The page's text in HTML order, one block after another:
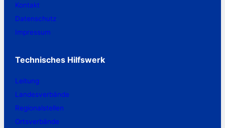
Kontakt
Datenschutz
Impressum
Technisches Hilfswerk
Leitung
Landesverbände
Regionalstellen
Ortsverbände